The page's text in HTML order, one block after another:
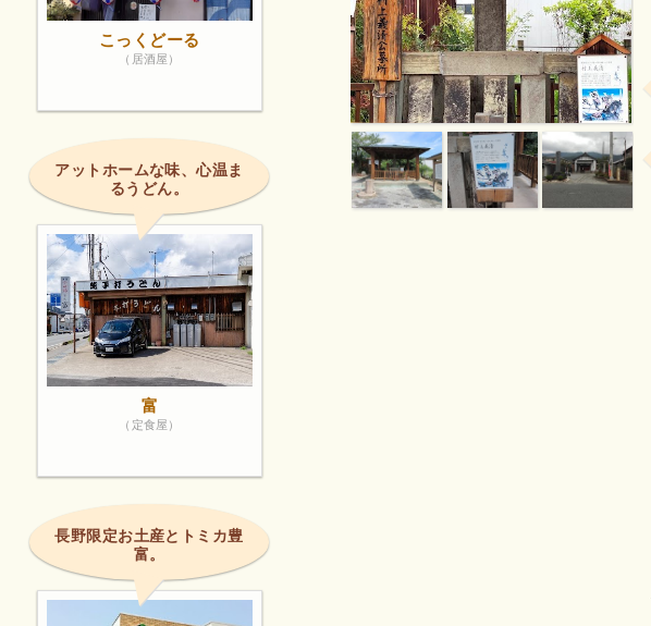
こっくどーる
（居酒屋）
アットホームな味、心温ま
るうどん。
富
（定食屋）
長野限定お土産とトミカ豊
富。